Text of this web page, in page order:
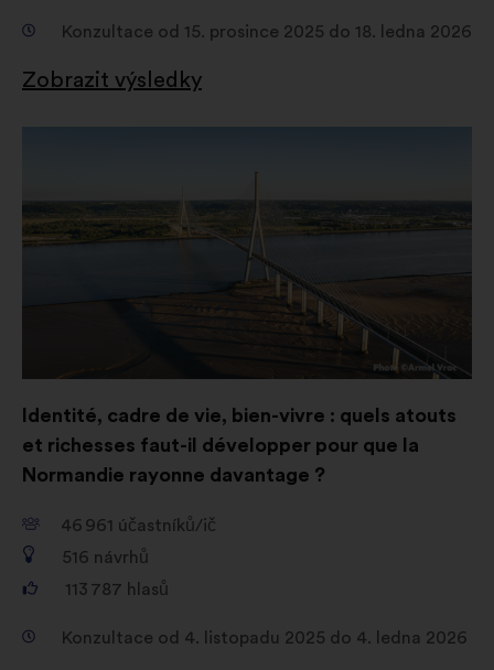
Konzultace od 15. prosince 2025 do 18. ledna 2026
Zobrazit výsledky
Identité, cadre de vie, bien-vivre : quels atouts
et richesses faut-il développer pour que la
Normandie rayonne davantage ?
46 961 účastníků/ič
516 návrhů
113 787 hlasů
Konzultace od 4. listopadu 2025 do 4. ledna 2026